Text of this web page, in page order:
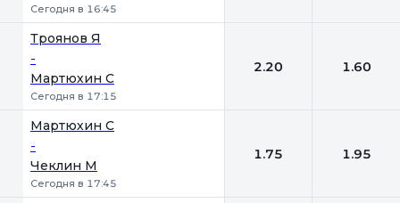
Сегодня в 16:45
Троянов Я
-
Мартюхин С
Сегодня в 17:15
2.20 1.60
Мартюхин С
-
Чеклин М
Сегодня в 17:45
1.75 1.95